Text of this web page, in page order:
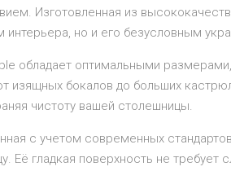
Изготовленная из
интерьера, но и его безусловным
обладает оптимальными
изящных бокалов до больших
чистоту вашей столешницы.
с учетом современных
Её гладкая поверхность не требует